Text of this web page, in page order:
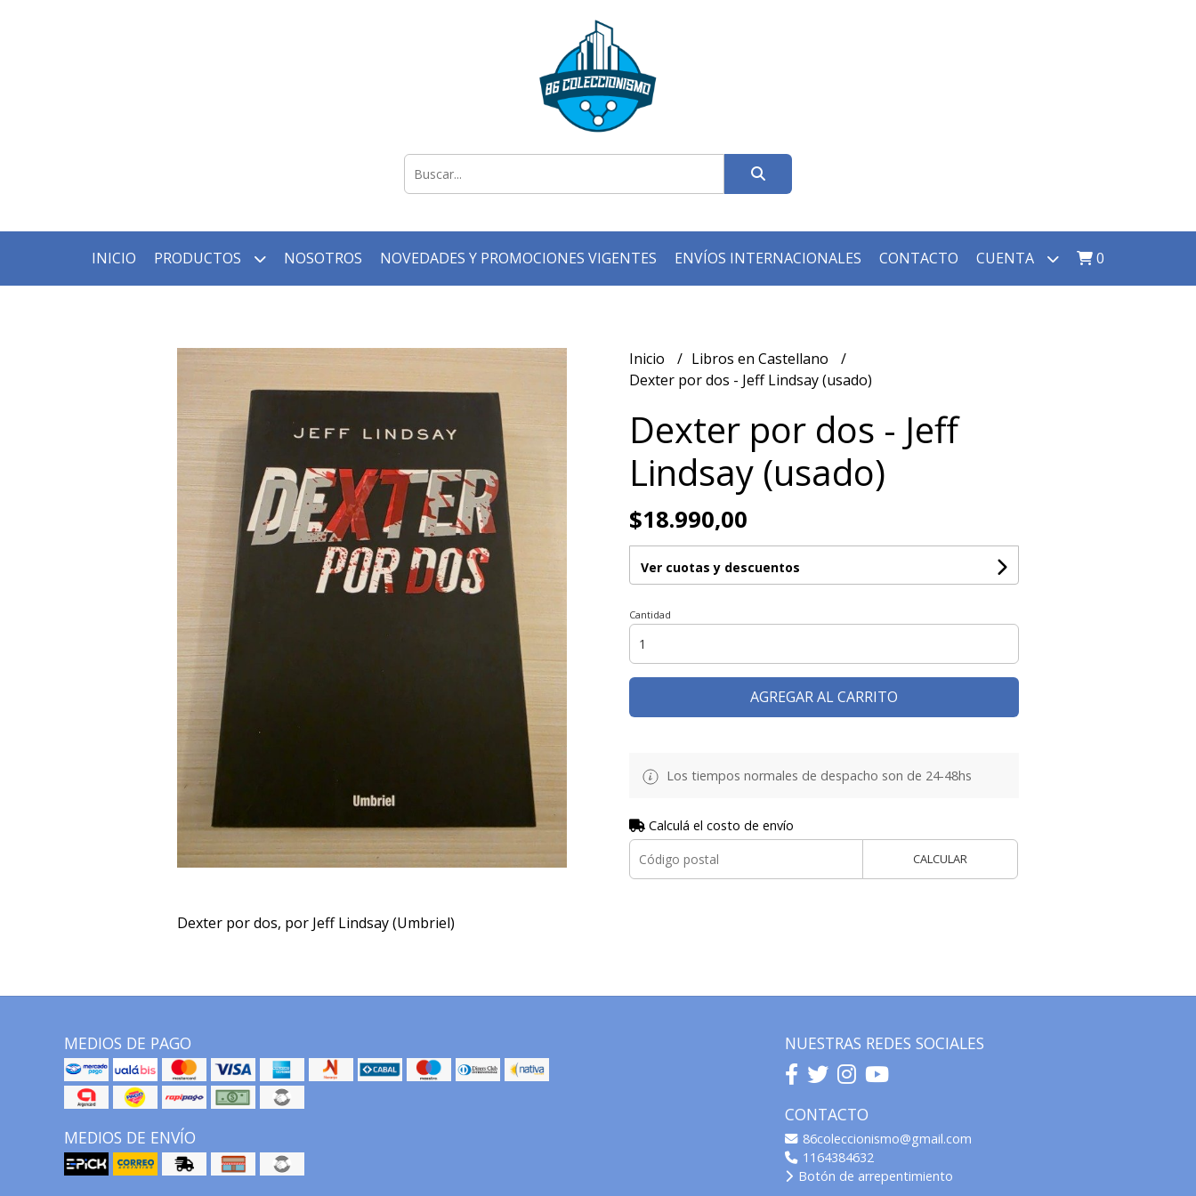
INICIO PRODUCTOS NOSOTROS NOVEDADES Y PROMOCIONES VIGENTES ENVÍOS INTERNACIONALES CONTACTO CUENTA 0
Dexter por dos, por Jeff Lindsay (Umbriel)
Inicio
Libros en Castellano
Dexter por dos - Jeff Lindsay (usado)
Dexter por dos - Jeff
Lindsay (usado)
$18.990,00
Ver cuotas y descuentos
Cantidad
AGREGAR AL CARRITO
Los tiempos normales de despacho son de 24-48hs
Calculá el costo de envío
CALCULAR
MEDIOS DE PAGO
MEDIOS DE ENVÍO
NUESTRAS REDES SOCIALES
CONTACTO
86coleccionismo@gmail.com
1164384632
Botón de arrepentimiento